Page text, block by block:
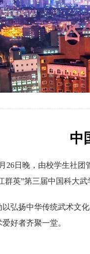
中
26日晚，由校学生社
群英”第三届中国科大
以弘扬中华传统武术文
好者齐聚一堂。